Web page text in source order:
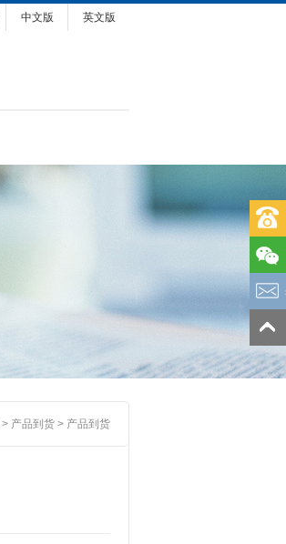
英文版
中文版
> 产品到货 > 产品到货